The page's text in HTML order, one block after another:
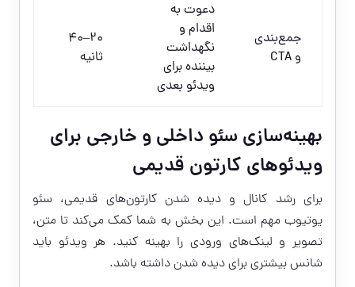
جمع‌بندی
و CTA
دعوت به
اقدام و
نگهداشت
بیننده برای
ویدئو بعدی
20–40
ثانیه
بهینه‌سازی سئو داخلی و خارجی برای
ویدئوهای کارتون قدیمی
برای رشد کانال و دیده شدن کارتون‌های قدیمی، سئو
یوتیوب مهم است. این بخش به شما کمک می‌کند تا متن،
تصویر و لینک‌های ورودی را بهینه کنید. هر ویدئو باید
شانس بیشتری برای دیده شدن داشته باشد.